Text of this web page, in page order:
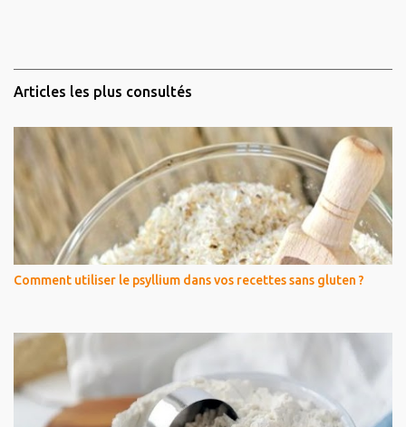
Articles les plus consultés
Comment utiliser le psyllium dans vos recettes sans gluten ?